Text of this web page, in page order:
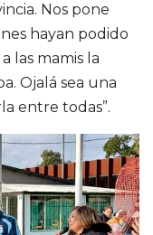
Nos pone
hayan podido
las mamis la
Ojalá sea una
entre todas”.